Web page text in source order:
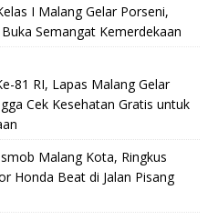
I Malang Gelar Porseni,
Semangat Kemerdekaan
81 RI, Lapas Malang Gelar
Cek Kesehatan Gratis untuk
Malang Kota, Ringkus
Honda Beat di Jalan Pisang